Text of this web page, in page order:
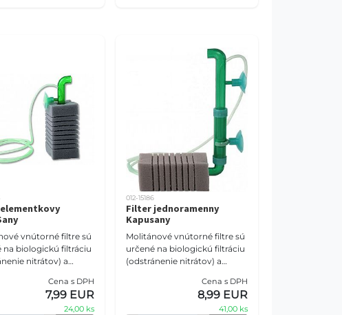
vnútorné filtre sú
na biologickú filtráciu
nitrátov) a
častíc nečistôt).
Cena s DPH
7,99 EUR
24,00 ks
012-15186
Filter jednoramenny
Kapusany
Molitánové vnútorné filtre sú
určené na biologickú filtráciu
(odstránenie nitrátov) a
(zachytenie častíc nečistôt).
Cena s DPH
8,99 EUR
41,00 ks